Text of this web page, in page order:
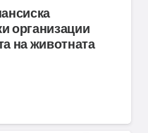
организации
на животната